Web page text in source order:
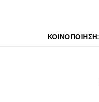
ΚΟΙΝΟΠΟΊΗΣΗ: